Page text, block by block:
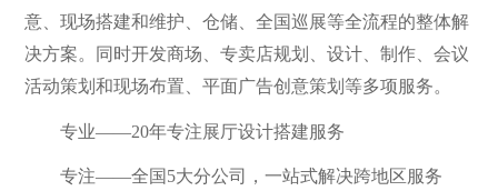
意、现场搭建和维护、仓储、全国巡展等全流程的整体解
决方案。同时开发商场、专卖店规划、设计、制作、会议
活动策划和现场布置、平面广告创意策划等多项服务。
专业——20年专注展厅设计搭建服务
专注——全国5大分公司，一站式解决跨地区服务